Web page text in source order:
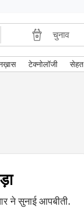
चुनाव
टेक्नोलॉजी सेहत
ने सुनाई आपबीती.